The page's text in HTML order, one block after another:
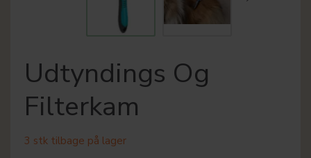
Udtyndings Og
Filterkam
3 stk tilbage på lager